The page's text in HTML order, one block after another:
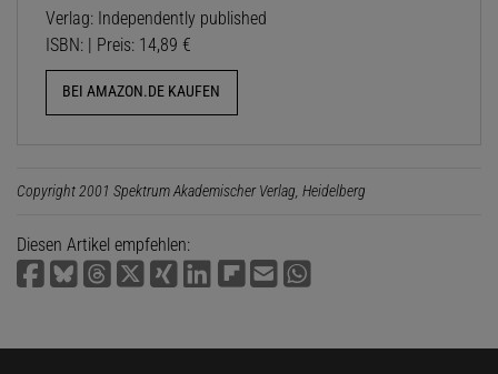
Verlag: Independently published
ISBN: | Preis: 14,89 €
BEI AMAZON.DE KAUFEN
Copyright 2001 Spektrum Akademischer Verlag, Heidelberg
Diesen Artikel empfehlen: